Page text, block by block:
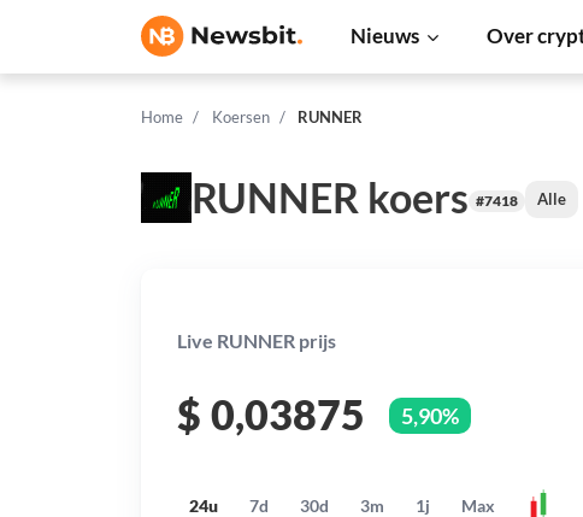
Nieuws Over
Home Koersen RUNNER
RUNNER koers #7418 Alle
Live RUNNER prijs
$ 0,03875 5,90%
24u 7d 30d 3m 1j Max